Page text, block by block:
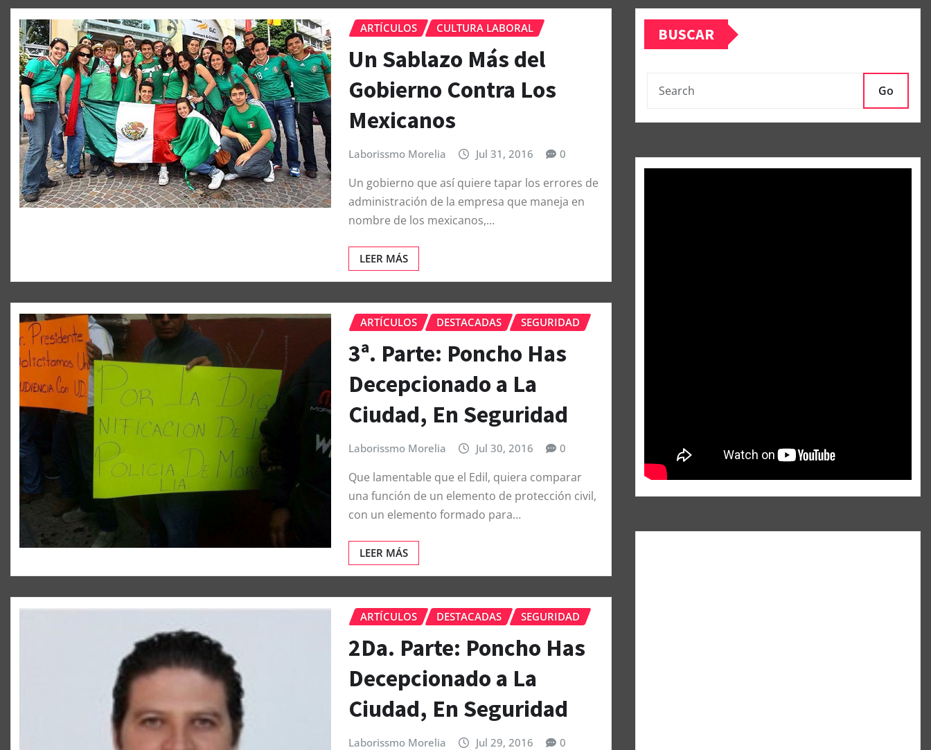
ARTÍCULOS CULTURA LABORAL
Un Sablazo Más del
Gobierno Contra Los
Mexicanos
Laborissmo Morelia Jul 31, 2016 0
Un gobierno que así quiere tapar los errores de
administración de la empresa que maneja en
nombre de los mexicanos,…
LEER MÁS
ARTÍCULOS DESTACADAS SEGURIDAD
3ª. Parte: Poncho Has
Decepcionado a La
Ciudad, En Seguridad
Laborissmo Morelia Jul 30, 2016 0
Que lamentable que el Edil, quiera comparar
una función de un elemento de protección civil,
con un elemento formado para…
LEER MÁS
ARTÍCULOS DESTACADAS SEGURIDAD
2Da. Parte: Poncho Has
Decepcionado a La
Ciudad, En Seguridad
Laborissmo Morelia Jul 29, 2016 0
BUSCAR
Go